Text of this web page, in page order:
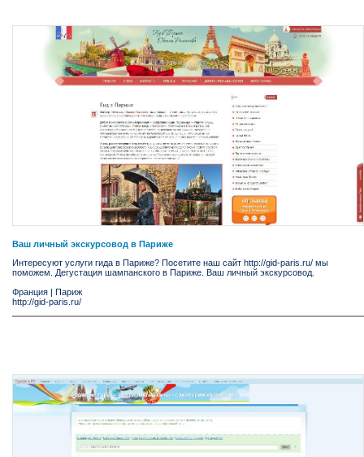
Ваш личный экскурсовод в Париже
Интересуют услуги гида в Париже? Посетите наш сайт http://gid-paris.ru/ мы
поможем. Дегустация шампанского в Париже. Ваш личный экскурсовод.
Франция | Париж
http://gid-paris.ru/